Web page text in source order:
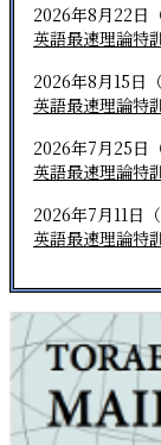
2026年8月22日
英語最速理論特
2026年8月15日
英語最速理論特
2026年7月25日
英語最速理論特
2026年7月11日
英語最速理論特